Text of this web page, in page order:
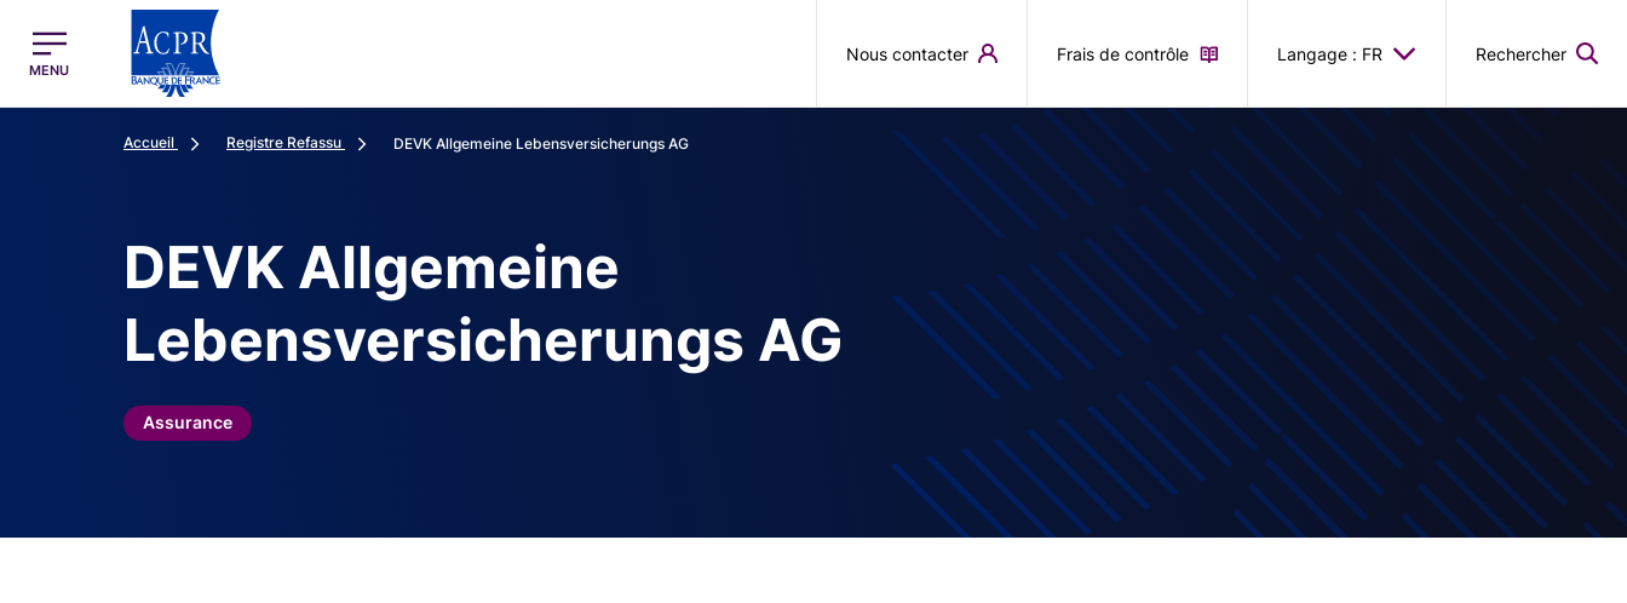
ACPR Menu Principal (French)
MENU
Nous contacter Frais de contrôle Langage : FR Rechercher
Accueil Registre Refassu DEVK Allgemeine Lebensversicherungs AG
DEVK Allgemeine
Lebensversicherungs AG
Assurance